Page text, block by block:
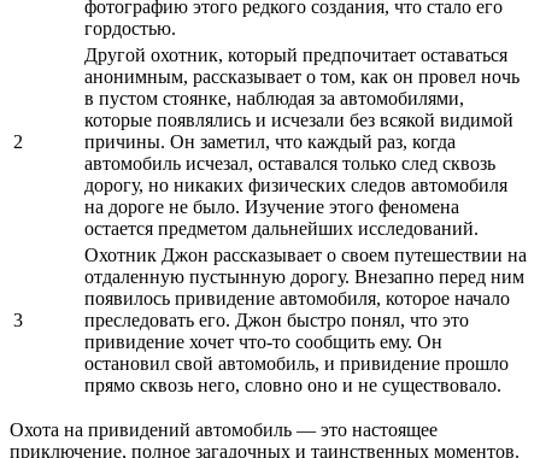
фотографию этого редкого создания, что стало его
гордостью.
2
Другой охотник, который предпочитает оставаться
анонимным, рассказывает о том, как он провел ночь
в пустом стоянке, наблюдая за автомобилями,
которые появлялись и исчезали без всякой видимой
причины. Он заметил, что каждый раз, когда
автомобиль исчезал, оставался только след сквозь
дорогу, но никаких физических следов автомобиля
на дороге не было. Изучение этого феномена
остается предметом дальнейших исследований.
3
Охотник Джон рассказывает о своем путешествии на
отдаленную пустынную дорогу. Внезапно перед ним
появилось привидение автомобиля, которое начало
преследовать его. Джон быстро понял, что это
привидение хочет что-то сообщить ему. Он
остановил свой автомобиль, и привидение прошло
прямо сквозь него, словно оно и не существовало.
Охота на привидений автомобиль — это настоящее
приключение, полное загадочных и таинственных моментов.